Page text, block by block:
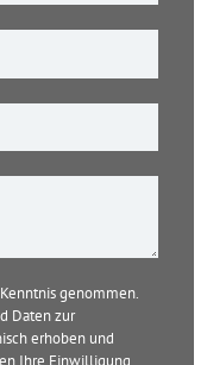
genommen.
Daten zur
erhoben und
Ihre Einwilligung